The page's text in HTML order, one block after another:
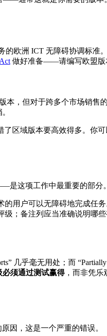
的欧洲 ICT 无障碍协调标准
做好准备——请编写欧盟版
，但对于跨多个市场销售
区域版本要高效得多。你
这项工作中最重要的部分。
用户可以无障碍地完成任务
；备注列应当准确说明哪些
几乎毫无用处；而
必须通过测试赢得，而非凭乐
因，这是一个严重的错误。